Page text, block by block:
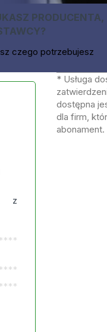
PRODUCENTA,
czego potrzebujesz
z
* Usługa
dostępna
dla firm,
abonament.